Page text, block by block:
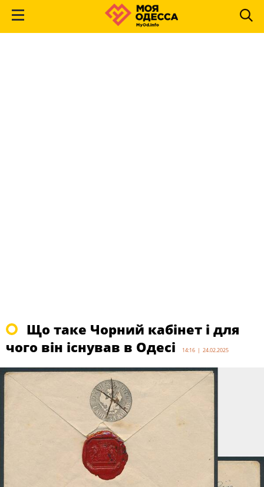
Що таке Чорний кабінет і для
чого він існував в Одесі
14:16 | 24.02.2025